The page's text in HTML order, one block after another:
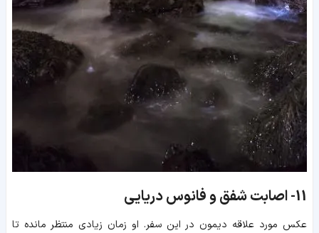
11- اصابت شفق و فانوس دریایی
عکس مورد علاقه دیمون در این سفر. او زمان زیادی منتظر مانده تا